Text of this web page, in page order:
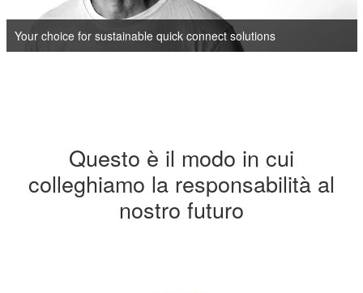
Your choice for sustainable quick connect solutions
Questo è il modo in cui
colleghiamo la responsabilità al
nostro futuro